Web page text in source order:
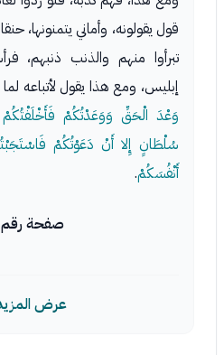
قول يقولونه، وأماني يتمنونها،
تبرأوا منهم والذنب ذنبهم،
إبليس، ومع هذا يقول لأتباعه
وَعْدَ الْحَقِّ وَوَعَدْتُكُمْ
سُلْطَانٍ إِلا أَنْ دَعَوْتُكُمْ
أَنْفُسَكُمْ.
صفحة رقم 79
عرض